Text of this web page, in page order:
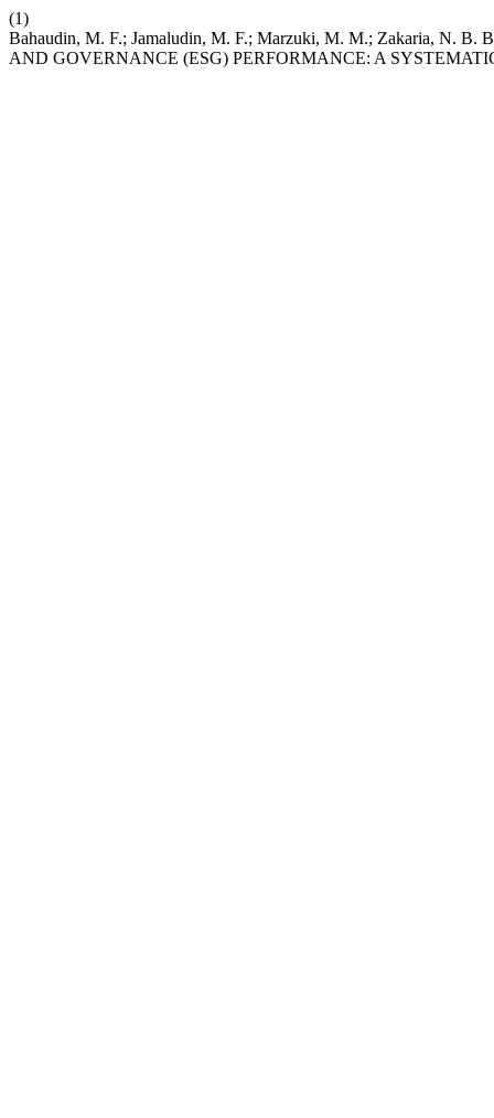
(1)
Bahaudin, M. F.; Jamaludin, M. F.; Marzuki, M. M.; Zakaria, N.
AND GOVERNANCE (ESG) PERFORMANCE: A